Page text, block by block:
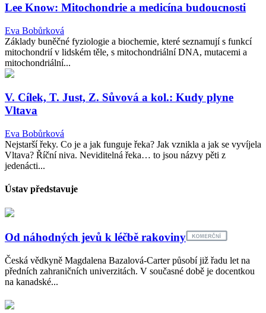
Lee Know: Mitochondrie a medicína budoucnosti
Eva Bobůrková
Základy buněčné fyziologie a biochemie, které seznamují s funkcí
mitochondrií v lidském těle, s mitochondriální DNA, mutacemi a
mitochondriální...
V. Cílek, T. Just, Z. Sůvová a kol.: Kudy plyne
Vltava
Eva Bobůrková
Nejstarší řeky. Co je a jak funguje řeka? Jak vznikla a jak se vyvíjela
Vltava? Říční niva. Neviditelná řeka… to jsou názvy pěti z
jedenácti...
Ústav představuje
Od náhodných jevů k léčbě rakoviny
Česká vědkyně Magdalena Bazalová-Carter působí již řadu let na
předních zahraničních univerzitách. V současné době je docentkou
na kanadské...